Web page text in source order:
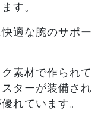
す。
適な腕のサポー
素材で作られて
ターが装備され
れています。